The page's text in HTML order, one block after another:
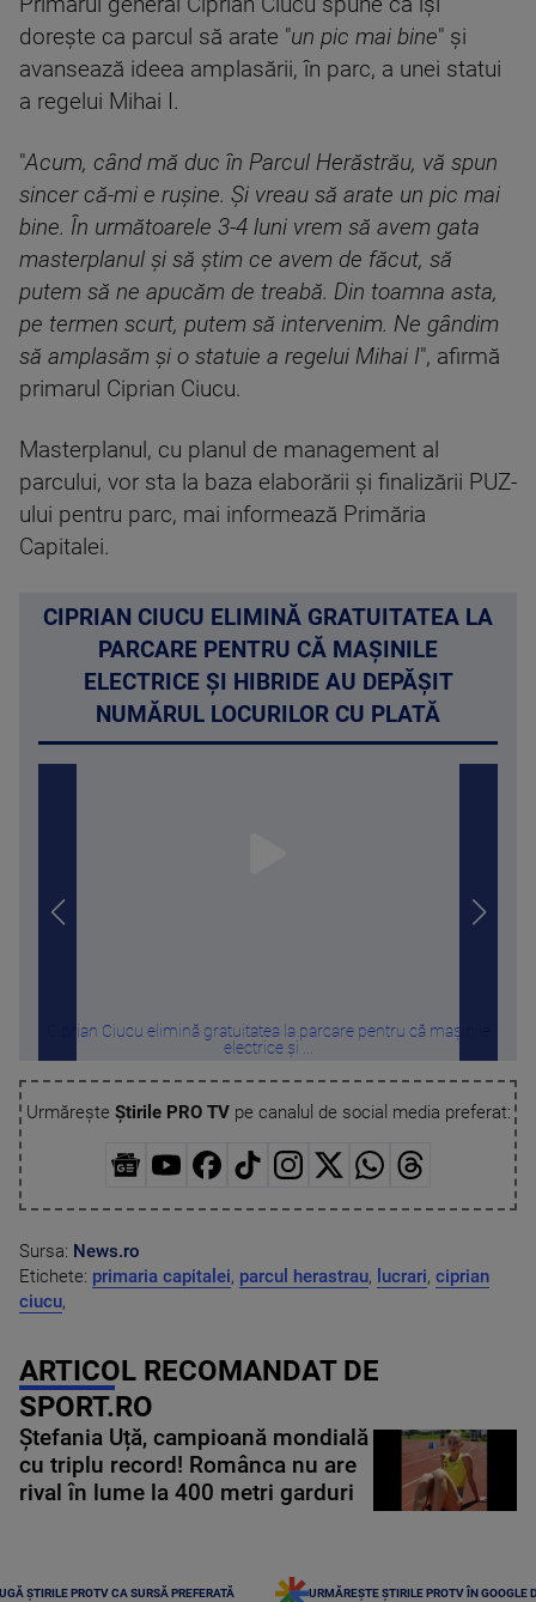
Primarul general Ciprian Ciucu spune că îşi
doreşte ca parcul să arate "un pic mai bine" şi
avansează ideea amplasării, în parc, a unei statui
a regelui Mihai I.
"Acum, când mă duc în Parcul Herăstrău, vă spun
sincer că-mi e ruşine. Şi vreau să arate un pic mai
bine. În următoarele 3-4 luni vrem să avem gata
masterplanul şi să ştim ce avem de făcut, să
putem să ne apucăm de treabă. Din toamna asta,
pe termen scurt, putem să intervenim. Ne gândim
să amplasăm şi o statuie a regelui Mihai I", afirmă
primarul Ciprian Ciucu.
Masterplanul, cu planul de management al
parcului, vor sta la baza elaborării şi finalizării PUZ-
ului pentru parc, mai informează Primăria
Capitalei.
CIPRIAN CIUCU ELIMINĂ GRATUITATEA LA
PARCARE PENTRU CĂ MAȘINILE
ELECTRICE ȘI HIBRIDE AU DEPĂȘIT
NUMĂRUL LOCURILOR CU PLATĂ
Ciprian Ciucu elimină gratuitatea la parcare pentru că mașinile
electrice și ...
Urmărește Știrile PRO TVpe canalul de social media preferat:
Sursa: News.ro
Etichete: primaria capitalei, parcul herastrau, lucrari, ciprian
ciucu,
ARTICOL RECOMANDAT DE
SPORT.RO
Ștefania Uță, campioană mondială
cu triplu record! Românca nu are
rival în lume la 400 metri garduri
ȘTIRILE PROTV CA SURSĂ PREFERATĂ URMĂREȘTE ȘTIRILE PROTV ÎN GOOGLE